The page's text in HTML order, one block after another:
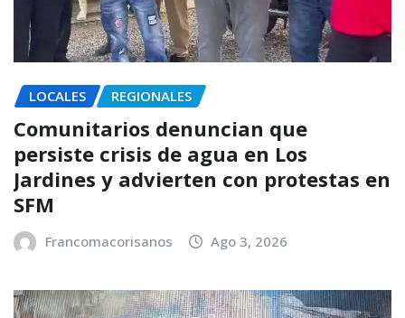
LOCALES REGIONALES
Comunitarios denuncian que
persiste crisis de agua en Los
Jardines y advierten con protestas en
SFM
Francomacorisanos Ago 3, 2026